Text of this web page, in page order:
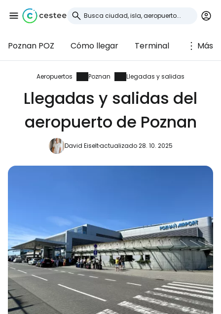
Poznan POZ Cómo llegar Terminal Más
Aeropuertos Poznan Llegadas y salidas
Llegadas y salidas del
aeropuerto de Poznan
David Eiseltactualizado 28. 10. 2025
Iniciar sesión en
Cestee
... la comunidad mundial de viajeros